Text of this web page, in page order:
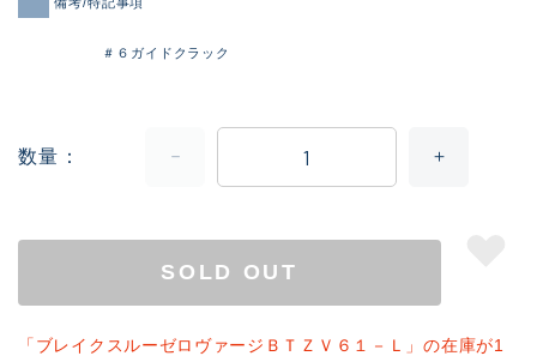
＃６ガイドクラック
数量
SOLD OUT
「ブレイクスルーゼロヴァージＢＴＺＶ６１－Ｌ」の在庫が1